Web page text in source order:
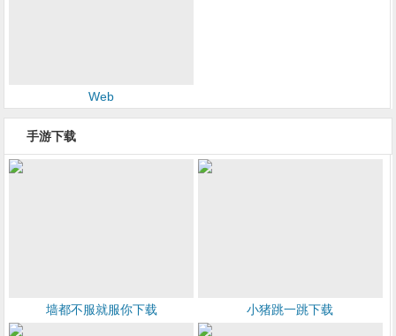
Web
手游下载
墙都不服就服你下载 小猪跳一跳下载